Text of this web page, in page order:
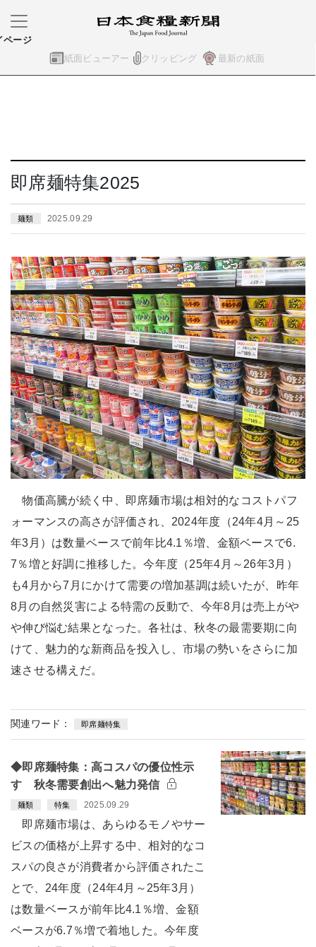
紙面ビューアー クリッピング 最新の紙面
ページ
即席麺特集2025
麺類 2025.09.29
物価高騰が続く中、即席麺市場は相対的なコストパフ
ォーマンスの高さが評価され、2024年度（24年4月～25
年3月）は数量ベースで前年比4.1％増、金額ベースで6.
7％増と好調に推移した。今年度（25年4月～26年3月）
も4月から7月にかけて需要の増加基調は続いたが、昨年
8月の自然災害による特需の反動で、今年8月は売上がや
や伸び悩む結果となった。各社は、秋冬の最需要期に向
けて、魅力的な新商品を投入し、市場の勢いをさらに加
速させる構えだ。
関連ワード： 即席麺特集
◆即席麺特集：高コスパの優位性示
す 秋冬需要創出へ魅力発信
麺類 特集 2025.09.29
即席麺市場は、あらゆるモノやサー
ビスの価格が上昇する中、相対的なコ
スパの良さが消費者から評価されたこ
とで、24年度（24年4月～25年3月）
は数量ベースが前年比4.1％増、金額
ベースが6.7％増で着地した。今年度